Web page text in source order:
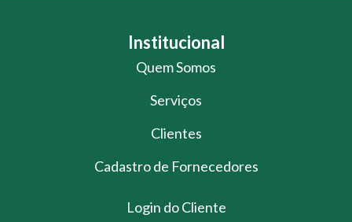
Institucional
Quem Somos
Serviços
Clientes
Cadastro de Fornecedores
Login do Cliente